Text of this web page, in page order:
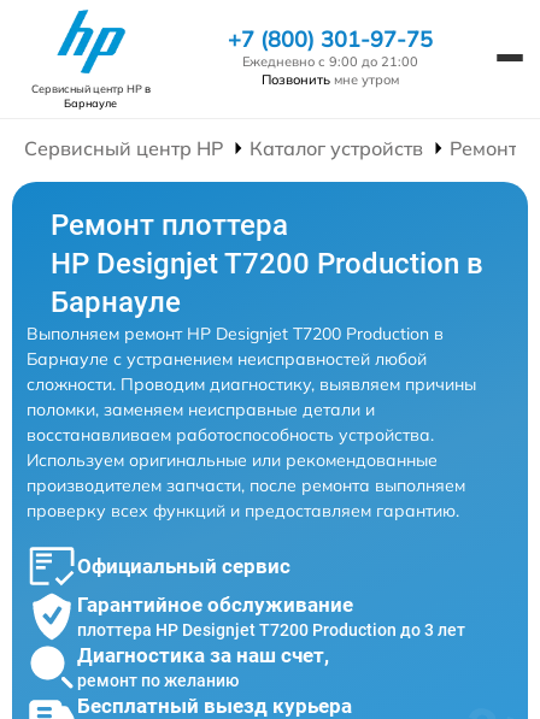
Сервисный центр HPв
Барнауле
+7 (800) 301-97-75
Ежедневно с 9:00 до 21:00
Позвонить мне утром
Сервисный центр HP Каталог устройств Ремонт
Ремонт плоттера
HP Designjet T7200 Production в
Барнауле
Выполняем ремонт HP Designjet T7200 Production в
Барнауле с устранением неисправностей любой
сложности. Проводим диагностику, выявляем причины
поломки, заменяем неисправные детали и
восстанавливаем работоспособность устройства.
Используем оригинальные или рекомендованные
производителем запчасти, после ремонта выполняем
проверку всех функций и предоставляем гарантию.
Официальный сервис
Гарантийное обслуживание
плоттера HP Designjet T7200 Production до 3 лет
Диагностика за наш счет,
ремонт по желанию
Бесплатный выезд курьера